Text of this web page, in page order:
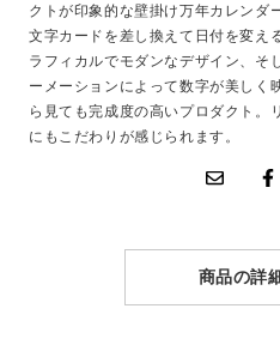
クトが印象的な壁掛け万年カレンダ
文字カードを差し換えて日付を変え
ラフィカルでモダンなデザイン、そ
ーメーションによって数字が美しく
ら見ても完成度の高いプロダクト。
にもこだわりが感じられます。
商品の詳